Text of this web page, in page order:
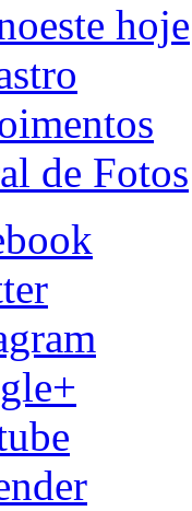
hoje
de Fotos